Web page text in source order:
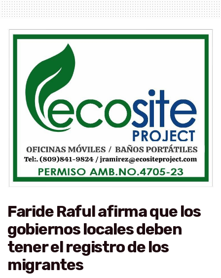
Faride Raful afirma que los
gobiernos locales deben
tener el registro de los
migrantes